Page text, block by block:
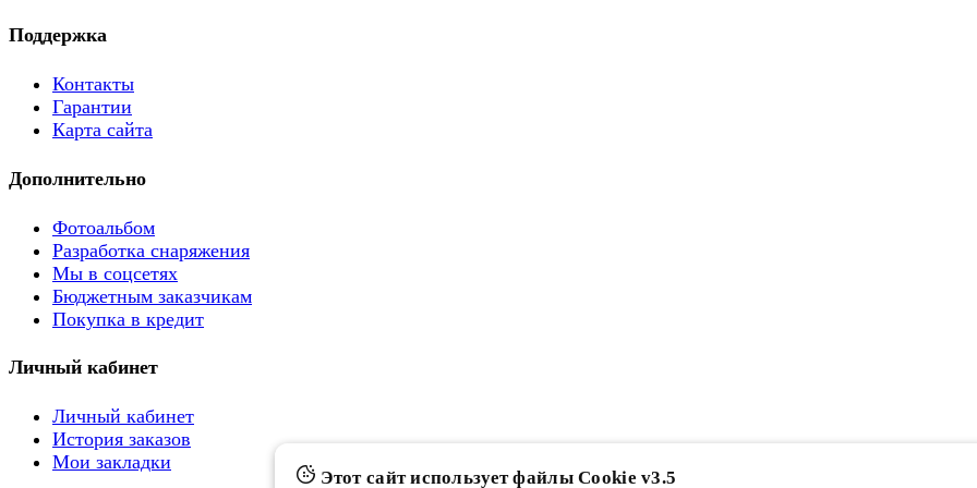
Поддержка
Контакты
Гарантии
Карта сайта
Дополнительно
Фотоальбом
Разработка снаряжения
Мы в соцсетях
Бюджетным заказчикам
Покупка в кредит
Личный кабинет
Личный кабинет
История заказов
Мои закладки
Этот сайт использует файлы Cookie v3.5